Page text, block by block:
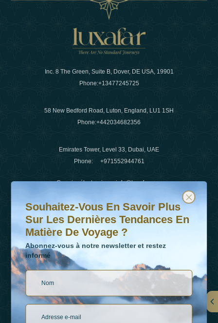
Inc. 8 The Green, Suite B, Dover, DE USA, 19901
Phone:+13477245725
58 New Bedford Road, Luton, England, LU1 1SH
Phone:+442034682356
Emirates Tower, Level 33, Dubai, UAE
Phone: +971552944761
Courrier électronique:info@luxafar.com
WhatsApp N°
+442034682356
+971552944761
LIENS
Souhaitez-vous en savoir plus sur les dernières
Abonnez-vous à notre newsletter et restez informé
Souhaitez-Vous En Savoir Plus
Sur Les Dernières Tendances En
Matière De Voyage ?
Abonnez-vous à notre newsletter et restez
informé